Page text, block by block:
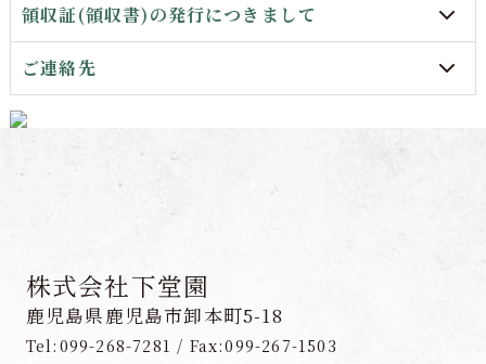
領収証(領収書)の発行につきまして
ご連絡先
株式会社下堂園
鹿児島県鹿児島市卸本町5-18
Tel:099-268-7281 / Fax:099-267-1503